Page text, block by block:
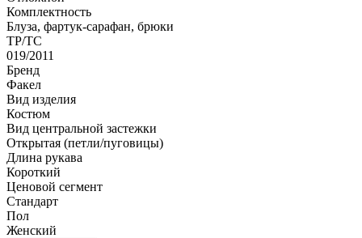
Комплектность
Блуза, фартук-сарафан, брюки
ТР/ТС
019/2011
Бренд
Факел
Вид изделия
Костюм
Вид центральной застежки
Открытая (петли/пуговицы)
Длина рукава
Короткий
Ценовой сегмент
Стандарт
Пол
Женский